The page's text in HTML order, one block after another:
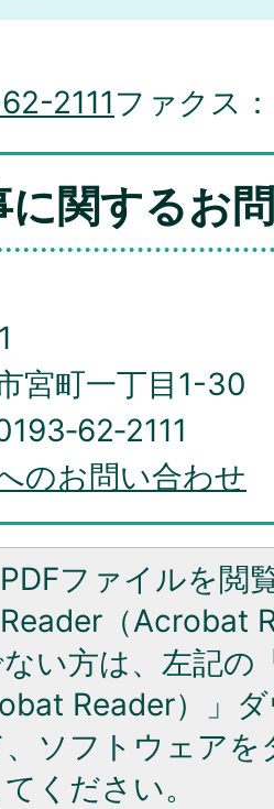
2111ファクス
に関するお
宮町一丁目1-30
のお問い合わせ
PDFファイルを閲
Reader（Acrobat
い方は、左記の
Reader）」
ソフトウェア
ください。